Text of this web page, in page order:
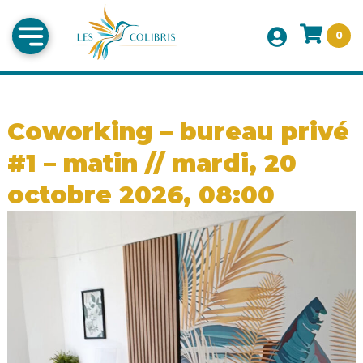
0
Coworking – bureau privé
#1 – matin // mardi, 20
octobre 2026, 08:00